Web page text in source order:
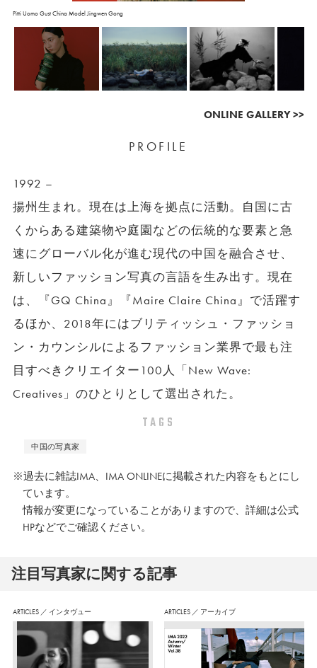
Pitti Uomo Gust China Model Jingwen Gong
ONLINE GALLERY >>
PROFILE
1992 –
揚州生まれ。現在は上海を拠点に活動。自国に古
くからある建築物や庭園などの伝統的な要素と急
速にグローバル化が進む現代の中国を融合させ、
新しいファッション写真の言語を生み出す。現在
は、『GQ China』『Maire Claire China』で活躍す
るほか、2018年にはブリティッシュ・ファッショ
ン・カウンシルによるファッション業界で最も注
目すべきクリエイター100人「New Wave:
Creatives」のひとりとして選出された。
TAGS
中国の写真家
※過去に雑誌IMA、IMA ONLINEに掲載された内容をもとにし
ています。
情報が変更になっていることがありますので、詳細は公式
HPなどでご確認ください。
注⽬写真家に関する記事
ARTICLES ／ インタヴュー ARTICLES ／ アーカイブ